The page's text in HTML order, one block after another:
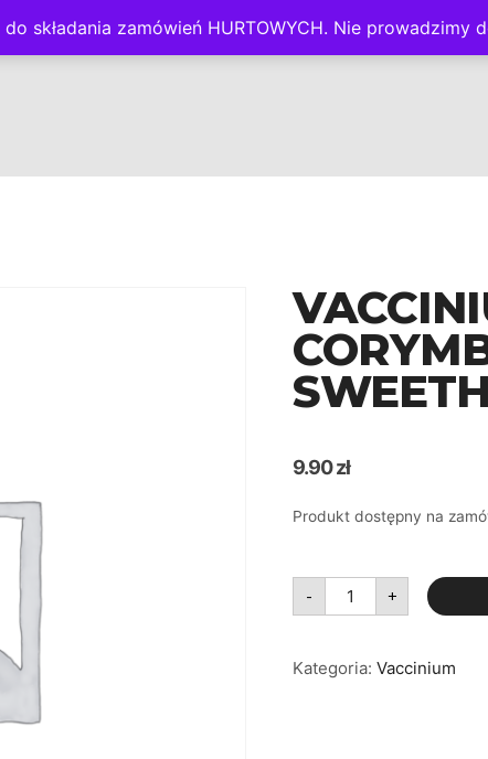
składania zamówień HURTOWYCH. Nie prowadzimy
PANEL KLIENTA
9.90zł
Produkt dostępny na
-
ilość
Vaccinium
corymbosum
+
Kategoria:Vaccinium